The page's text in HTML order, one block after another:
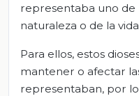
representaba uno de
naturaleza o de la
Para ellos, estos
mantener o afectar
representaban, por